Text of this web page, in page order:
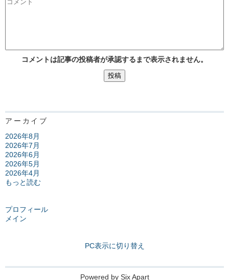
コメントは記事の投稿者が承認するまで表示されません。
アーカイブ
2026年8月
2026年7月
2026年6月
2026年5月
2026年4月
もっと読む
プロフィール
メイン
PC表示に切り替え
Powered by Six Apart